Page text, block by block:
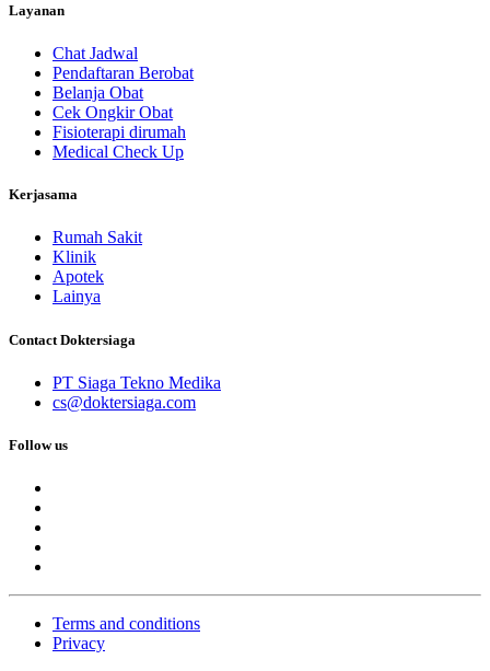
Layanan
Chat Jadwal
Pendaftaran Berobat
Belanja Obat
Cek Ongkir Obat
Fisioterapi dirumah
Medical Check Up
Kerjasama
Rumah Sakit
Klinik
Apotek
Lainya
Contact Doktersiaga
PT Siaga Tekno Medika
cs@doktersiaga.com
Follow us
Terms and conditions
Privacy